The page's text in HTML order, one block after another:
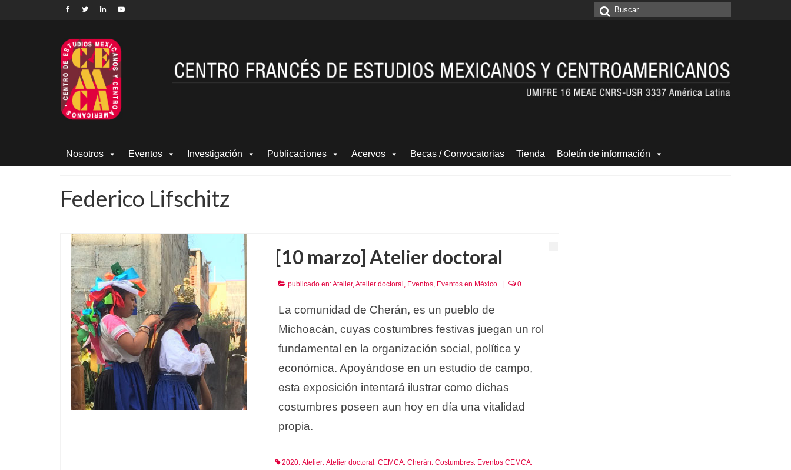
Buscar
Nosotros Eventos Investigación Publicaciones Acervos Becas / Convocatorias Tienda Boletín de información
Federico Lifschitz
[10 marzo] Atelier doctoral
publicado en:Atelier, Atelier doctoral Eventos, Eventos en México | 0
La comunidad de Cherán, es un pueblo de
Michoacán, cuyas costumbres festivas juegan un rol
fundamental en la organización social, política y
económica. Apoyándose en un estudio de campo,
esta exposición intentará ilustrar como dichas
costumbres poseen aun hoy en día una vitalidad
propia.
2020, Atelier, Atelier doctoral CEMCA, Cherán Costumbres, Eventos CEMCA,